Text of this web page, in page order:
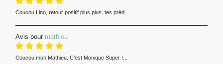
Coucou Lino, retour positif plus plus, tes préd...
Avis pour mathieu
Coucou mon Mathieu. C’est Monique Super !...